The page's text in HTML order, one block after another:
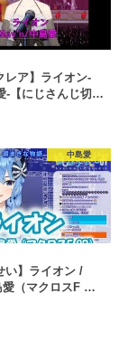
レア】ライオン-
-【にじさんじ切…
中島愛
い】ライオン /
愛（マクロスF …